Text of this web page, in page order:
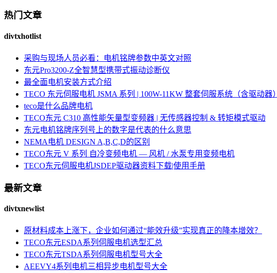
热门文章
divtxhotlist
采购与现场人员必看：电机铭牌参数中英文对照
东元Pro3200-Z全智慧型携带式振动诊断仪
最全面电机安装方式介绍
TECO 东元伺服电机 JSMA 系列 | 100W-11KW 整套伺服系统（含驱动器）
teco是什么品牌电机
TECO东元 C310 高性能矢量型变频器 | 无传感器控制 & 转矩模式驱动
东元电机铭牌序列号上的数字是代表的什么意思
NEMA电机 DESIGN A,B,C,D的区别
TECO东元 V 系列 自冷变频电机 — 风机 / 水泵专用变频电机
TECO东元伺服电机JSDEP驱动器资料下载|使用手册
最新文章
divtxnewlist
原材料成本上涨下，企业如何通过“能效升级”实现真正的降本增效？
TECO东元ESDA系列伺服电机选型汇总
TECO东元TSDA系列伺服电机型号大全
AEEVY4系列电机三相异步电机型号大全